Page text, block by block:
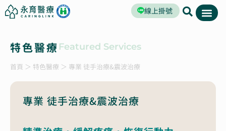
線上掛號
特色醫療 Featured Services
首頁 ＞ 特色醫療 ＞ 專業 徒手治療&震波治療
專業 徒手治療&震波治療